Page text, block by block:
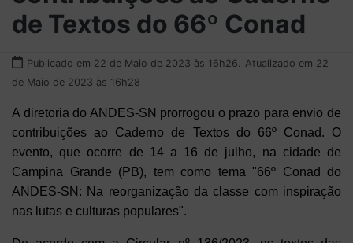
de Textos do 66º Conad
Publicado em 22 de Maio de 2023 às 16h26.
Atualizado em 22
de Maio de 2023 às 16h28
A diretoria do ANDES-SN prorrogou o prazo para envio de
contribuições ao Caderno de Textos do 66º Conad. O
evento, que ocorre de 14 a 16 de julho, na cidade de
Campina Grande (PB), tem como tema "66º Conad do
ANDES-SN: Na reorganização da classe com inspiração
nas lutas e culturas populares".